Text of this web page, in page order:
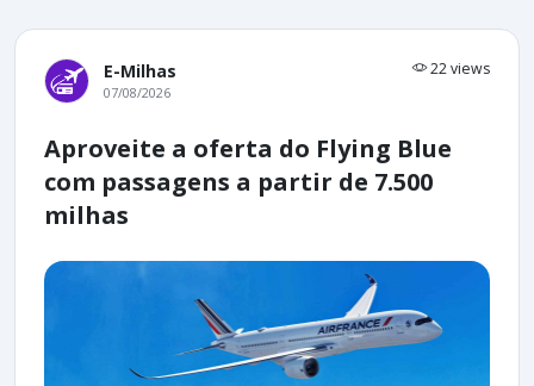
E-Milhas 22 views
07/08/2026
Aproveite a oferta do Flying Blue
com passagens a partir de 7.500
milhas